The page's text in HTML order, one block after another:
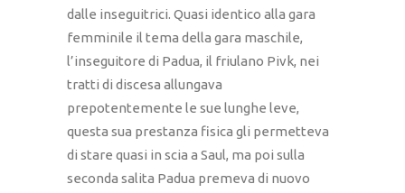
dalle inseguitrici. Quasi identico alla gara
femminile il tema della gara maschile,
l’inseguitore di Padua, il friulano Pivk, nei
tratti di discesa allungava
prepotentemente le sue lunghe leve,
questa sua prestanza fisica gli permetteva
di stare quasi in scia a Saul, ma poi sulla
seconda salita Padua premeva di nuovo